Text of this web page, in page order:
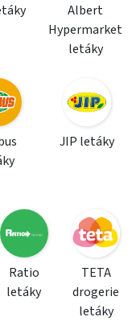
Albert
Hypermarket
letáky
JIP letáky
Ratio
letáky
TETA
drogerie
letáky